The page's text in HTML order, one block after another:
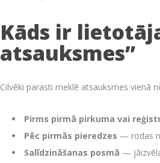
Kāds ir
atsauksmes”
Cilvēki parasti meklē atsauksmes vienā
Pirms pirmā pirkuma vai
Pēc pirmās pieredzes — rodas
Salīdzināšanas posmā —